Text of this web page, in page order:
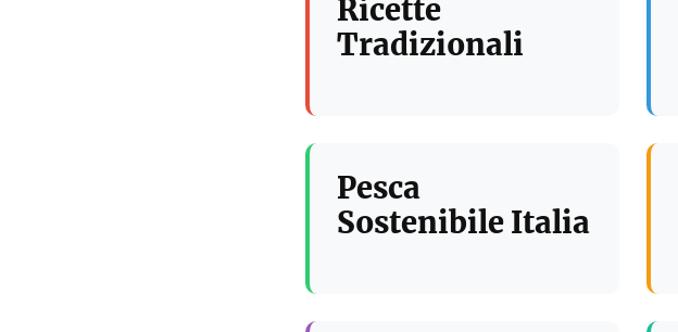
Ricette
Tradizionali
Pesca
Sostenibile Italia